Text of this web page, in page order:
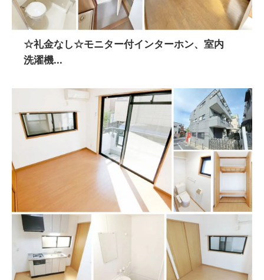
☆礼金なし☆モニター付インターホン、室内
洗濯機...